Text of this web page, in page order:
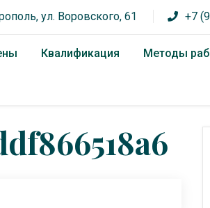
ул. Воровского, 61 +7
Квалификация Методы